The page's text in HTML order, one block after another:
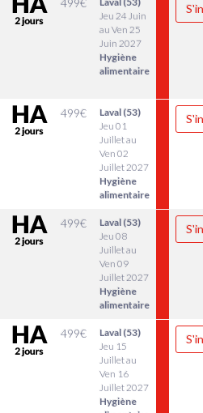
499€
Jeu 24 Juin
au Ven 25
Juin 2027
Hygiène
alimentaire
499€
Laval (53)
Jeu 01
Juillet au
Ven 02
Juillet 2027
Hygiène
alimentaire
499€
Laval (53)
Jeu 08
Juillet au
Ven 09
Juillet 2027
Hygiène
alimentaire
499€
Laval (53)
Jeu 15
Juillet au
Ven 16
Juillet 2027
Hygiène